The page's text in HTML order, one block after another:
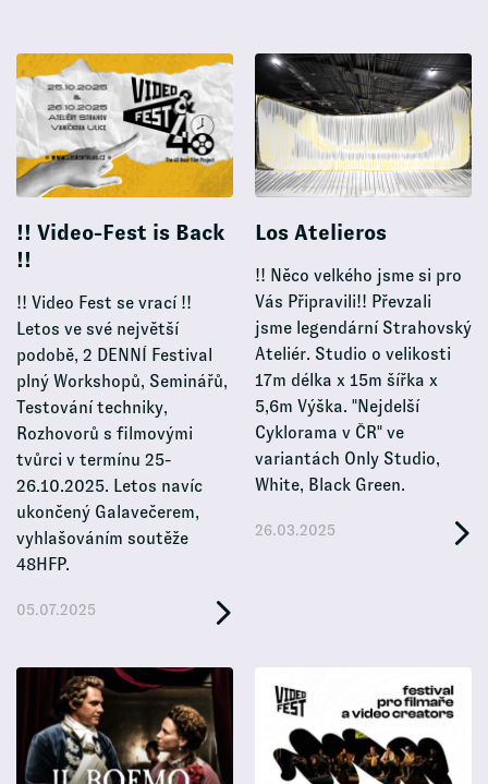
!! Video-Fest is Back
!!
!! Video Fest se vrací !!
Letos ve své největší
podobě, 2 DENNÍ Festival
plný Workshopů, Seminářů,
Testování techniky,
Rozhovorů s filmovými
tvůrci v termínu 25-
26.10.2025. Letos navíc
ukončený Galavečerem,
vyhlašováním soutěže
48HFP.
05.07.2025
Los Atelieros
!! Něco velkého jsme si pro
Vás Připravili!! Převzali
jsme legendární Strahovský
Ateliér. Studio o velikosti
17m délka x 15m šířka x
5,6m Výška. "Nejdelší
Cyklorama v ČR" ve
variantách Only Studio,
White, Black Green.
26.03.2025